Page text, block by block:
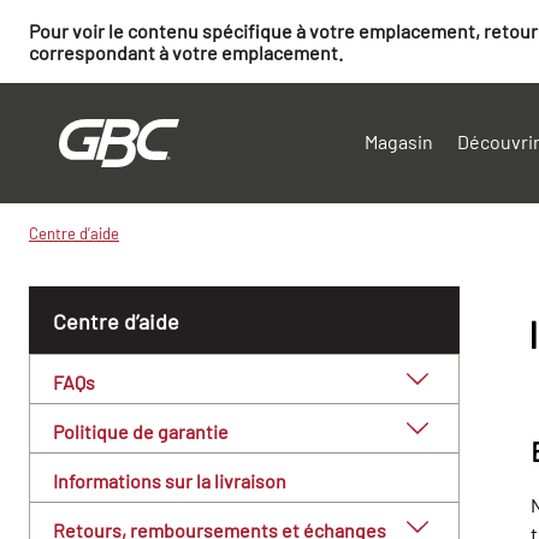
Pour voir le contenu spécifique à votre emplacement,
correspondant à votre emplacement.
Magasin
Centre d’aide
Centre d’aide
FAQs
Politique de garantie
Informations sur la livraison
Retours, remboursements et échanges